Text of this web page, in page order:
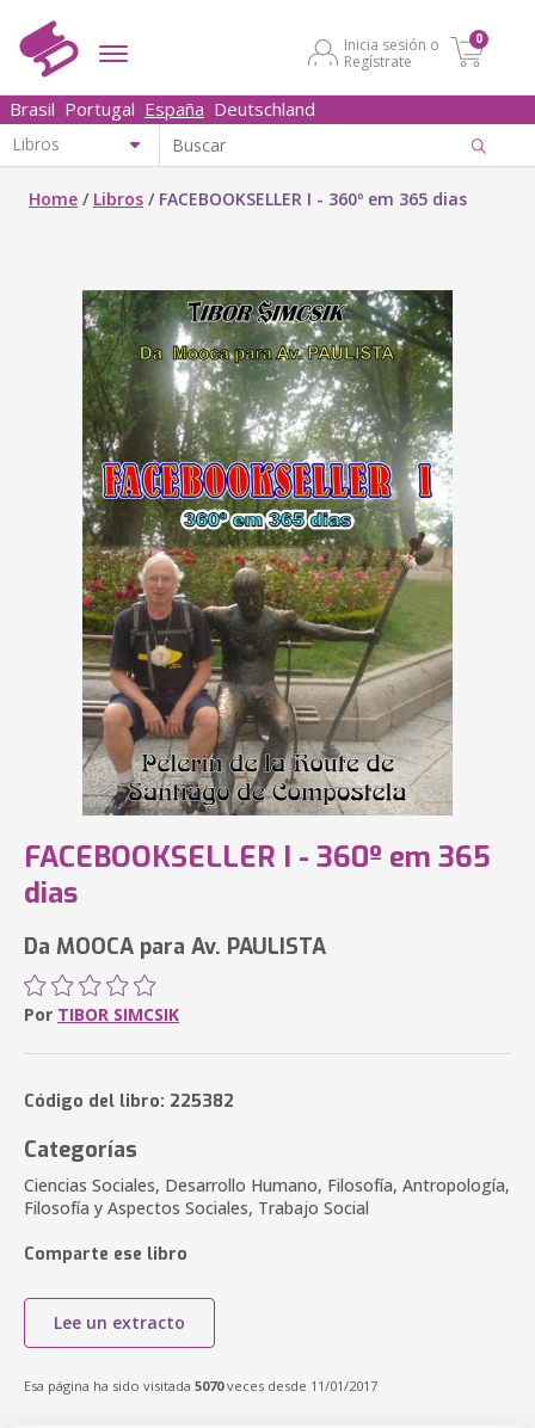
Inicia sesión o
Regístrate
0
Brasil Portugal España Deutschland
Home / Libros / FACEBOOKSELLER I - 360º em 365 dias
FACEBOOKSELLER I - 360º em 365
dias
Da MOOCA para Av. PAULISTA
Por TIBOR SIMCSIK
Código del libro: 225382
Categorías
Ciencias Sociales, Desarrollo Humano, Filosofía, Antropología,
Filosofía y Aspectos Sociales, Trabajo Social
Comparte ese libro
Lee un extracto
Esa página ha sido visitada 5070veces desde 11/01/2017